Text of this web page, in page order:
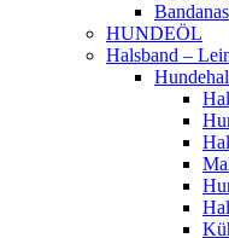
Bandanas
HUNDEÖL
Halsband –